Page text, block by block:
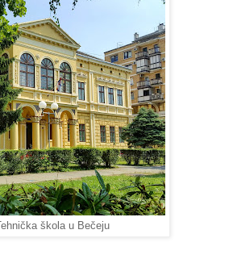
Tehnička škola u Bečeju